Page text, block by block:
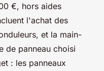
€, hors aides
l'achat des
et la main-
de panneau choisi
: les panneaux